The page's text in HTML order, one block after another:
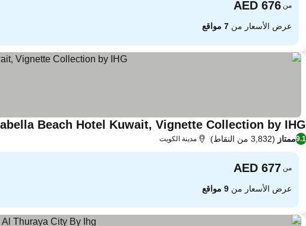
من
عرض الأسعار من 7 مواقع
Beach Hotel Kuwait, Vignette Collection by IHG
9.1ممتاز (3,832 من النقاط) مدينة الكويت
من
عرض الأسعار من 9 مواقع